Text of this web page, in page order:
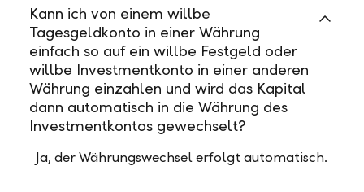
Kann ich von einem willbe
Tagesgeldkonto in einer Währung
einfach so auf ein willbe Festgeld oder
willbe Investmentkonto in einer anderen
Währung einzahlen und wird das Kapital
dann automatisch in die Währung des
Investmentkontos gewechselt?
Ja, der Währungswechsel erfolgt automatisch.